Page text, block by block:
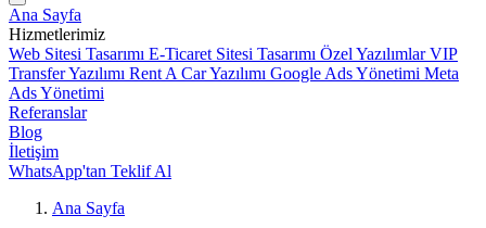
Ana Sayfa
Hizmetlerimiz
Web Sitesi Tasarımı E-Ticaret Sitesi Tasarımı Özel YazılımlarVIP
Transfer Yazılımı Rent A Car Yazılımı Google Ads Yönetimi Meta
Ads Yönetimi
Referanslar
Blog
İletişim
WhatsApp'tan Teklif Al
Ana Sayfa